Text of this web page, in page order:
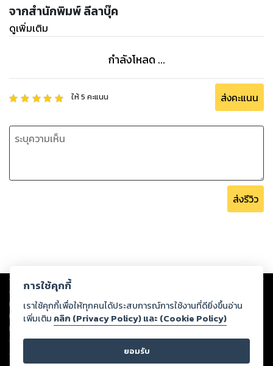
วรุตม์ก็ได้รับมรดกที่กินที่ริมแม่น้ำท่าจีนจากนายทะนง สุทินกร คน
เป็นปู่ตามที่ใครๆ คาด เขายิ่งมีแผนการจะทำไร่ผักปลอดสารพิษ
ตามที่คิดฝันเอาไว้ และที่ดินจำนวนเล็กน้อยได้ถูกยกให้กับ
“นางสาวหงส์หยก สีรุ้ง” เพื่อเปิดทางเข้าออกไม่ให้ที่ดินแปลงหนึ่ง
มีคำถามถามกันว่าหงส์หยก สีรุ้งคือใคร
นายธนะชัยและคุณดรุณี ภรรยาม่ายของน้องชายเขาคิดว่าน่าจะ
เป็นเมียน้อยของนายทะนงผู้ล่วงลับ แต่ไม่ใช่
หงส์หยกเป็นลูกของนายคำรพ ที่มีคุณดวงใจมาเป็นแม่เลี้ยงและ
พาเอาลูกติดสองคนของเธอมาด้วย แววดาวและพราวเดือน
แม่ลูกพยายามจะจัดงานวันเกิดเยาะเย้ยให้เพราะแววดาวไปมีความ
สัมพันธ์กับ อิศรา หนุ่มรุ่นพี่ของหงส์หยก และพามาเย้ยวันงานรวม
ทั้งทำรายการอาหารที่ทำให้หงส์หยกเก็นแล้วเกิดความเจ็บแค้นแต่
หงส์หยกไม่มีวันยอมล้มลงให้สามแม่ลูกได้เหยียบย่ำจึงเป็นว่าหงส์
หยกกลับแข็งแกร่งขึ้นมาอีกมาก
จากสำนักพิมพ์ ลีลาบุ๊ค
ดูเพิ่มเติม
กำลังโหลด ...
ให้5 คะแนน ส่งคะแนน
ส่งรีวิว
Copyright © 2026
ต่อผลงานหรือเนื้อหาใดที่อัปโหลดผ่านเว็บไซต์และปรากฏว่าละเมิดสิทธิใน
ทรัพย์สินทางปัญญาของบุคคลอื่นหรือขัดต่อกฎหมายและศีลธรรม ดังนั้น ผู้อ่าน
ทุกท่านโปรดใช้วิจารณญาณในการกลั่นกรองด้วยตนเอง และหากท่านพบว่าส่วน
หนึ่งส่วนใดขัดต่อกฎหมายและศีลธรรม กรุณาแจ้งมายังบริษัท เพื่อทีมงานจะได้
ดำเนินการในทันที ทั้งนี้ ทางสตอรี่ล็อกขอสงวนลิขสิทธิ์ตามพระราชบัญญัติ
ลิขสิทธิ์ พ.ศ. 2537 (ฉบับล่าสุด)
การใช้คุกกี้
เราใช้คุกกี้เพื่อให้ทุกคนได้ประสบการณ์การใช้งานที่ดียิ่งขึ้นอ่าน
เพิ่มเติม คลิก (Privacy Policy) และ (Cookie Policy)
ยอมรับ